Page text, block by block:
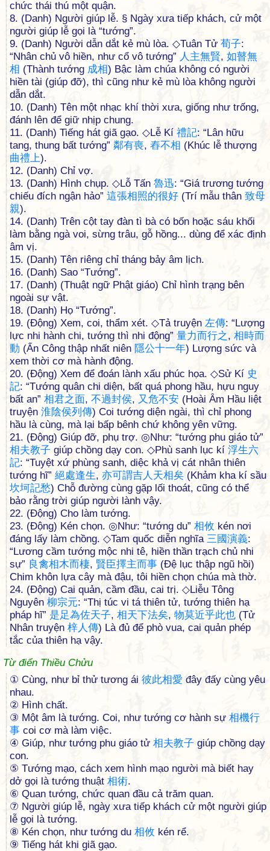
chức thái thú một quận.
8. (Danh) Người giúp lễ. § Ngày xưa tiếp khách, cử một
người giúp lễ gọi là “tướng”.
9. (Danh) Người dẫn dắt kẻ mù lòa. ◇Tuân Tử 荀子:
“Nhân chủ vô hiền, như cổ vô tướng” 人 主無賢, 如瞽無
相 (Thành tướng 成相) Bậc làm chúa không có người
hiền tài (giúp đỡ), thì cũng như kẻ mù lòa không người
dẫn dắt.
10. (Danh) Tên một nhạc khí thời xưa, giống như trống,
đánh lên để giữ nhịp chung.
11. (Danh) Tiếng hát giã gạo. ◇Lễ Kí 禮記: “Lân hữu
tang, thung bất tướng” 鄰有喪, 舂不相 (Khúc lễ thượng
曲禮上).
12. (Danh) Chỉ vợ.
13. (Danh) Hình chụp. ◇Lỗ Tấn 魯迅: “Giá trương tướng
chiếu đích ngận hảo” 這張相照的很好 (Trí mẫu thân 致母
親).
14. (Danh) Trên cột tay đàn tì bà có bốn hoặc sáu khối
làm bằng ngà voi, sừng trâu, gỗ hồng... dùng để xác định
âm vị.
15. (Danh) Tên riêng chỉ tháng bảy âm lịch.
16. (Danh) Sao “Tướng”.
17. (Danh) (Thuật ngữ Phật giáo) Chỉ hình trạng bên
ngoài sự vật.
18. (Danh) Họ “Tướng”.
19. (Động) Xem, coi, thẩm xét. ◇Tả truyện 左傳: “Lượng
lực nhi hành chi, tướng thì nhi động” 量力而行之, 相時而
動 (Ẩn Công thập nhất niên 隱公十一年) Lượng sức và
xem thời cơ mà hành động.
20. (Động) Xem để đoán lành xấu phúc họa. ◇Sử Kí 史
記: “Tướng quân chi diện, bất quá phong hầu, hựu nguy
bất an” 相君之面, 不過封侯, 又危不安 (Hoài Âm Hầu liệt
truyện 淮陰侯列 傳) Coi tướng diện ngài, thì chỉ phong
hầu là cùng, mà lại bấp bênh chứ không yên vững.
21. (Động) Giúp đỡ, phụ trợ. ◎Như: “tướng phu giáo tử”
相夫教子 giúp chồng dạy con. ◇Phù sanh lục kí 浮生六
記: “Tuyệt xứ phùng sanh, diệc khả vị cát nhân thiên
tướng hĩ” 絕處逢生, 亦可謂吉人 天相矣 (Khảm kha kí sầu
坎坷記愁) Chỗ đường cùng gặp lối thoát, cũng có thể
bảo rằng trời giúp người lành vậy.
22. (Động) Cho làm tướng.
23. (Động) Kén chọn. ◎Như: “tướng du” 相攸 kén nơi
đáng lấy làm chồng. ◇Tam quốc diễn nghĩa 三國演義:
“Lương cầm tướng mộc nhi tê, hiền thần trạch chủ nhi
sự” 良禽相木而棲, 賢臣擇主而事 (Đệ lục thập ngũ hồi)
Chim khôn lựa cây mà đậu, tôi hiền chọn chúa mà thờ.
24. (Động) Cai quản, cầm đầu, cai trị. ◇Liễu Tông
Nguyên 柳宗元: “Thị túc vi tá thiên tử, tướng thiên hạ
pháp hĩ” 是足為佐天子, 相天下法矣, 物莫近乎此也 (Tử
Nhân truyện 梓人傳) Là đủ để phò vua, cai quản phép
tắc của thiên hạ vậy.
Từ điển Thiều Chửu
① Cùng, như bỉ thử tương ái 彼此相愛 đây đấy cùng yêu
nhau.
② Hình chất.
③ Một âm là tướng. Coi, như tướng cơ hành sự 相機行
事 coi cơ mà làm việc.
④ Giúp, như tướng phu giáo tử 相夫教子 giúp chồng dạy
con.
⑤ Tướng mạo, cách xem hình mạo người mà biết hay
dở gọi là tướng thuật 相術.
⑥ Quan tướng, chức quan đầu cả trăm quan.
⑦ Người giúp lễ, ngày xưa tiếp khách cử một người giúp
lễ gọi là tướng.
⑧ Kén chọn, như tướng du 相攸 kén rể.
⑨ Tiếng hát khi giã gạo.